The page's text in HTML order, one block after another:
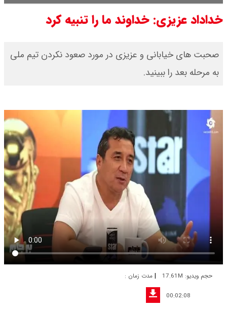
خداداد عزیزی: خداوند ما را تنبیه کرد
صحبت های خیابانی و عزیزی در مورد صعود نکردن تیم ملی
به مرحله بعد را ببینید.
حجم ویدیو: 17.61M |مدت زمان :
00:02:08